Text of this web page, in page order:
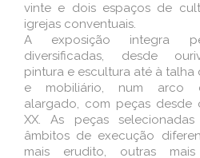
vinte e dois espaços de
igrejas conventuais.
A exposição integra
diversificadas, desde
pintura e escultura até à
e mobiliário, num arco
alargado, com peças desde
XX. As peças
âmbitos de execução
mais erudito, outras